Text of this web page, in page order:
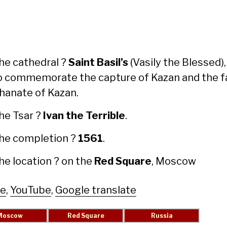
cathe­dral ? Saint Basil’s (Vasi­ly the
com­mem­o­rate the cap­ture of Kazan and the
of Kazan.
Tsar ? Ivan the Ter­ri­ble.
com­ple­tion ? 1561.
loca­tion ? on the Red Square, Moscow
, YouTube, Google translate